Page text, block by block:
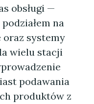
obsługi —
na
oraz systemy
wielu stacji
podawania
produktów z